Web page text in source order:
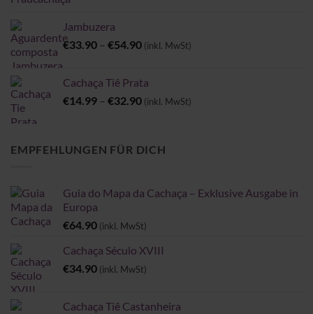
Jambuzera
€33.90 – €54.90Preisspanne:
€54.90
(inkl. MwSt)
Cachaça Tiê Prata
€14.99 – €32.90Preisspanne:
€32.90
(inkl. MwSt)
EMPFEHLUNGEN FÜR DICH
Guia do Mapa da Cachaça – Exklusive Ausgabe in
Europa
€64.90 (inkl. MwSt)
Cachaça Século XVIII
€34.90 (inkl. MwSt)
Cachaça Tiê Castanheira